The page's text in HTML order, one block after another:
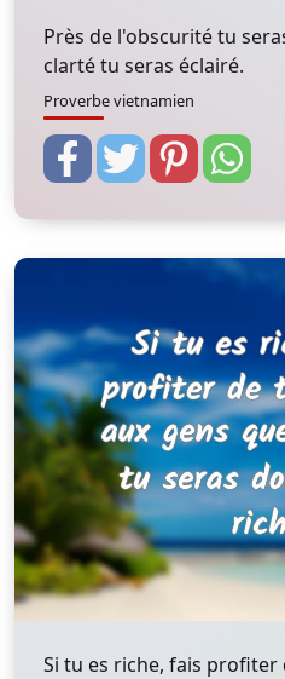
Près de l'obscurité tu
clarté tu seras éclairé.
Proverbe vietnamien
Si tu es riche, fais profiter